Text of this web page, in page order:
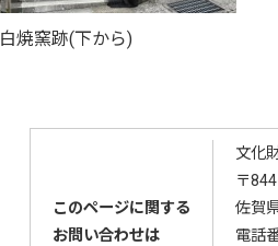
白焼窯跡(下から)
このページに関する
お問い合わせは
文化
〒
佐賀
電話